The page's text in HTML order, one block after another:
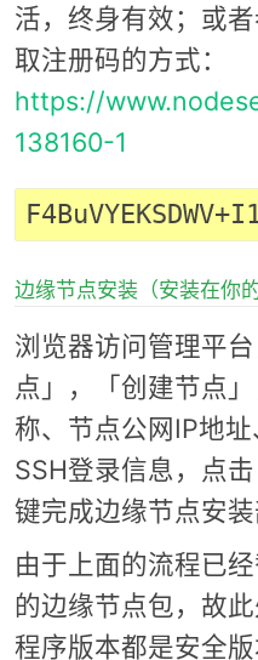
活，终身有效；或
取注册码的方式：
https://
138160-1
边缘节点安装（安装在你
浏览器访问管理平
点」，「创建节点
称、节点公网IP地
SSH登录信息，点
键完成边缘节点安装
由于上面的流程已
的边缘节点包，故
程序版本都是安全版